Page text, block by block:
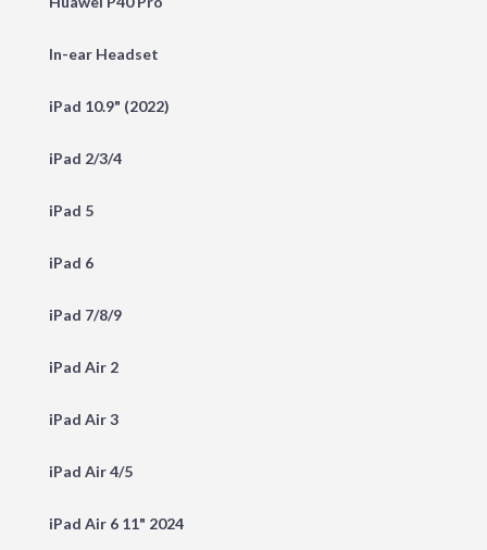
In-ear Headset
iPad 10.9" (2022)
iPad 2/3/4
iPad 5
iPad 6
iPad 7/8/9
iPad Air 2
iPad Air 3
iPad Air 4/5
iPad Air 6 11" 2024